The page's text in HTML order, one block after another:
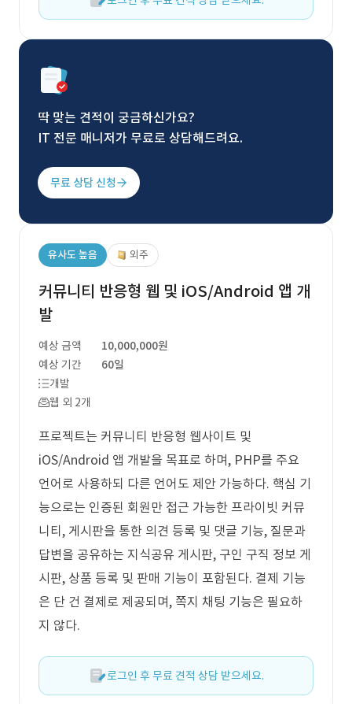
딱 맞는 견적이 궁금하신가요?
IT 전문 매니저가 무료로 상담해드려요.
무료 상담 신청
유사도 높음 외주
커뮤니티 반응형 웹 및 iOS/Android 앱 개
발
예상 금액
10,000,000원
예상 기간
60일
개발
웹 외 2개
프로젝트는 커뮤니티 반응형 웹사이트 및
iOS/Android 앱 개발을 목표로 하며, PHP를 주요
언어로 사용하되 다른 언어도 제안 가능하다. 핵심 기
능으로는 인증된 회원만 접근 가능한 프라이빗 커뮤
니티, 게시판을 통한 의견 등록 및 댓글 기능, 질문과
답변을 공유하는 지식공유 게시판, 구인 구직 정보 게
시판, 상품 등록 및 판매 기능이 포함된다. 결제 기능
은 단 건 결제로 제공되며, 쪽지 채팅 기능은 필요하
지 않다.
로그인 후 무료 견적 상담 받으세요.